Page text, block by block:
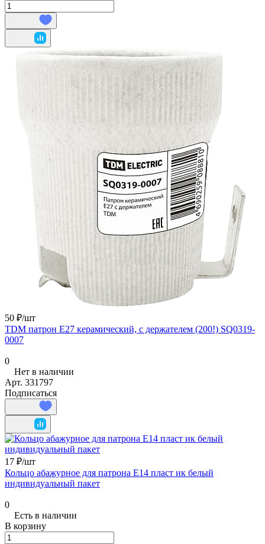
50 ₽/шт
TDM патрон E27 керамический, с держателем (200!) SQ0319-
0007
0
Нет в наличии
Арт. 331797
Подписаться
17 ₽/шт
Кольцо абажурное для патрона Е14 пласт ик белый
индивидуальный пакет
0
Есть в наличии
В корзину